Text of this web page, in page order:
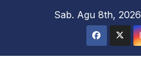
Sab. Agu 8th, 2026